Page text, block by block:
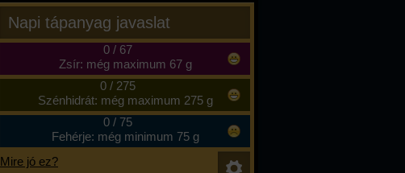
Napi tápanyag javaslat
0/ 67
Zsír: még maximum 67 g
0/ 275
Szénhidrát: még maximum 275 g
0/ 75
Fehérje: még minimum 75 g
Mire jó ez?